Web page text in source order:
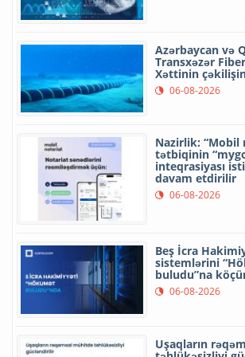
Azərbaycan və
Transxəzər
Xəttinin
06-08-2026
Nazirlik: “Mobil
tətbiqinin
inteqrasiyası
davam etdirilir
06-08-2026
Beş İcra
sistemlərini
buludu”na
06-08-2026
Uşaqların